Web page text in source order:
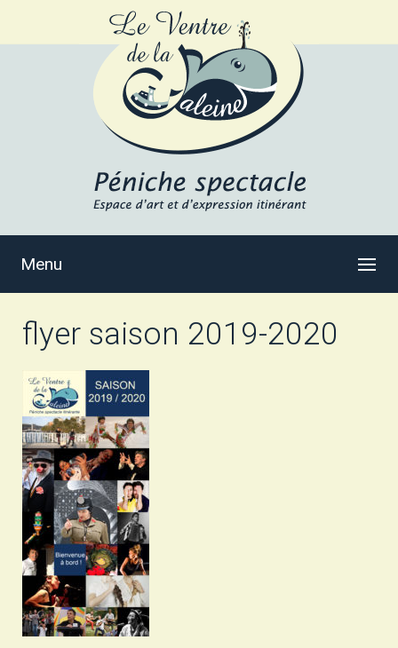
Menu
flyer saison 2019-2020